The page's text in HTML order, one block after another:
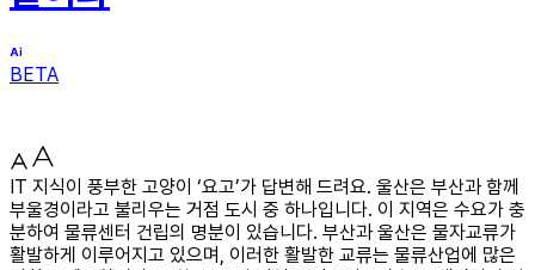
BETA
IT 지식이 풍부한 고양이 ‘요고’가 답변해 드려요. 울산은 부산과 함께
부울경이라고 불리우는 거점 도시 중 하나입니다. 이 지역은 수요가 충
분하여 물류센터 건립의 명분이 있습니다. 부산과 울산은 물자교류가
활발하게 이루어지고 있으며, 이러한 활발한 교류는 물류산업에 많은